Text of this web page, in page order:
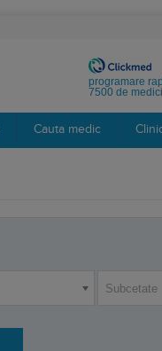
programare
7500 de medici
Cauta medic
Subcetate